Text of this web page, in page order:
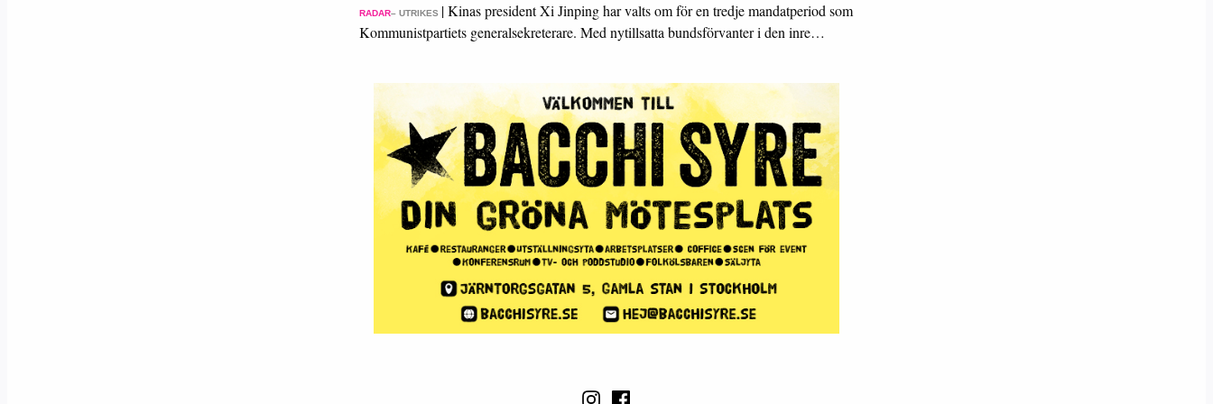
RADAR– UTRIKES |Kinas president Xi Jinping har valts om för en tredje mandatperiod som
Kommunistpartiets generalsekreterare. Med nytillsatta bundsförvanter i den inre…